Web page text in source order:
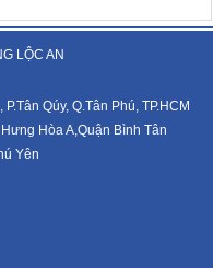
LỘC AN
Qúy, Q.Tân Phú, TP.HCM
Hòa A,Quận Bình Tân
Yên